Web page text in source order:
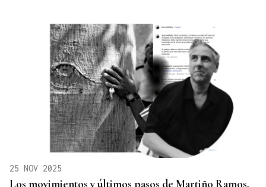
25 NOV 2025
Los movimientos y últimos pasos de Martiño Ramos,